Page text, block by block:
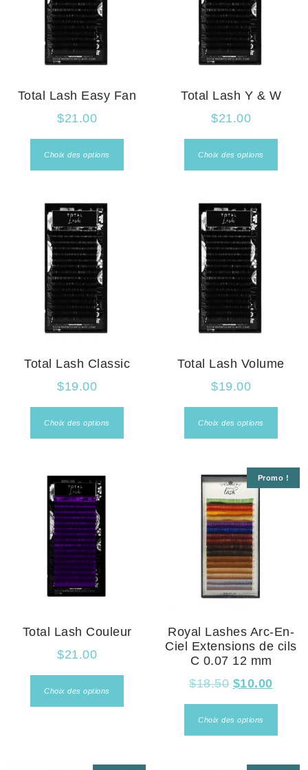
Total Lash Easy Fan
$21.00
Choix des options
Total Lash Y & W
$21.00
Choix des options
Total Lash Classic
$19.00
Choix des options
Total Lash Volume
$19.00
Choix des options
Total Lash Couleur
$21.00
Choix des options
Promo !
Royal Lashes Arc-En-
Ciel Extensions de cils
C 0.07 12 mm
$18.50 $10.00
Choix des options